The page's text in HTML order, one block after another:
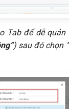
Tab để dễ quản
) sau đó chọn